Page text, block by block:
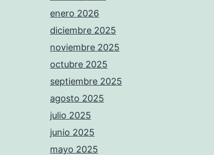
enero 2026
diciembre 2025
noviembre 2025
octubre 2025
septiembre 2025
agosto 2025
julio 2025
junio 2025
mayo 2025